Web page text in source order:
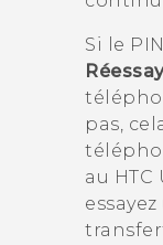
Si le
pas,
au HTC